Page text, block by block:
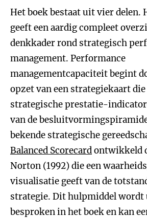
Het boek bestaat uit vier delen.
geeft een aardig compleet
denkkader rond strategisch
management. Performance
managementcapaciteit begint
opzet van een strategiekaart
strategische prestatie-
van de
bekende strategische
Balanced Scorecardontwikkeld
Norton (1992) die een
visualisatie geeft van de
strategie. Dit hulpmiddel wordt
besproken in het boek en kan